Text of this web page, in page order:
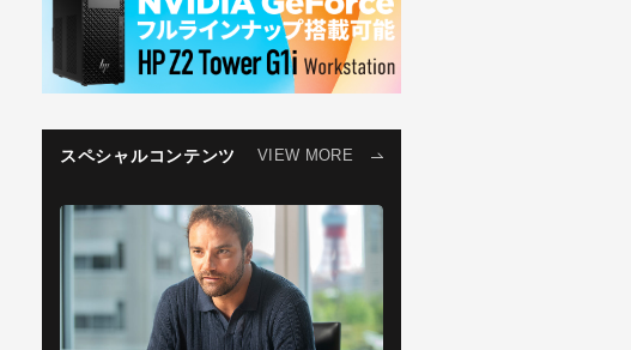
スペシャルコンテンツ VIEW MORE